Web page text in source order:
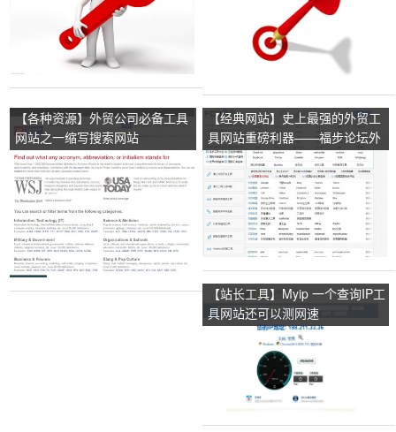
【各种资源】外贸公司必备工具
网站之一缩写搜索网站
【经典网站】史上最强的外贸工
具网站重磅利器——福步论坛外
贸工具网站
【站长工具】Myip 一个查询IP工
具网站还可以测网速